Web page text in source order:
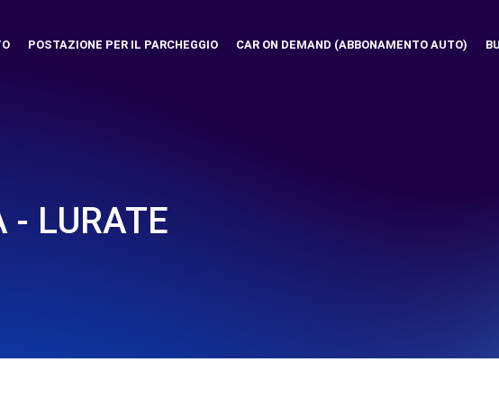
POSTAZIONE PER IL PARCHEGGIO CAR ON DEMAND (ABBONAMENTO AUTO)
- LURATE